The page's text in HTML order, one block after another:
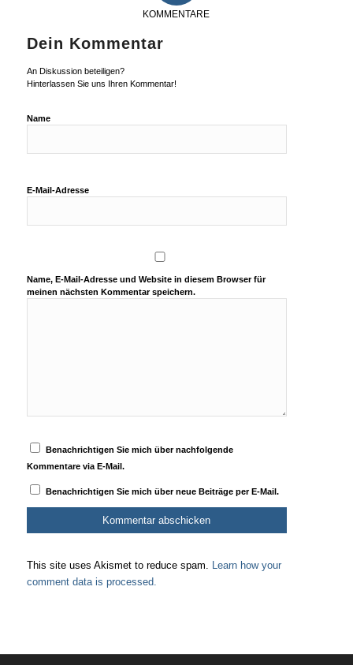
KOMMENTARE
Dein Kommentar
An Diskussion beteiligen?
Hinterlassen Sie uns Ihren Kommentar!
Name
E-Mail-Adresse
Name, E-Mail-Adresse und Website in diesem Browser für
meinen nächsten Kommentar speichern.
Benachrichtigen Sie mich über nachfolgende
Kommentare via E-Mail.
Benachrichtigen Sie mich über neue Beiträge per E-Mail.
This site uses Akismet to reduce spam. Learn how your
comment data is processed.